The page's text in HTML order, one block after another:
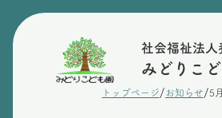
社会福祉法人
みどりこ
トップページ/ お知らせ/5